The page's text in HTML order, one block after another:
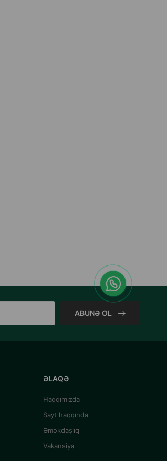
ABUNƏ OL
ƏLAQƏ
Haqqımızda
Sayt haqqında
Əməkdaşlıq
Vakansiya